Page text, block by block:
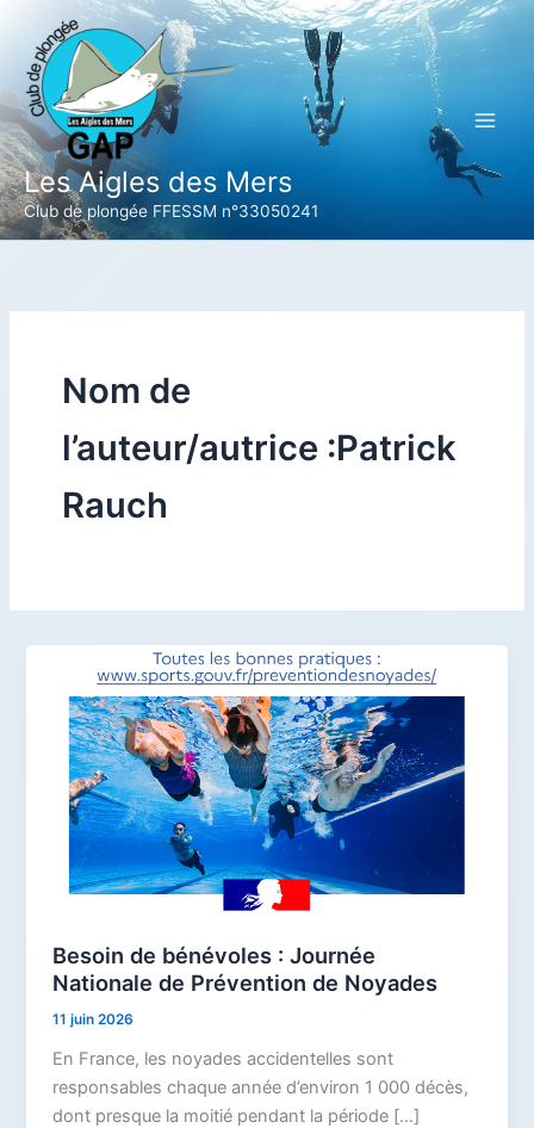
contenu
Les Aigles des Mers
Club de plongée FFESSM n°33050241
Nom de
l’auteur/autrice :Patrick
Rauch
Besoin de bénévoles : Journée
Nationale de Prévention de Noyades
11 juin 2026
En France, les noyades accidentelles sont
responsables chaque année d’environ 1 000 décès,
dont presque la moitié pendant la période […]